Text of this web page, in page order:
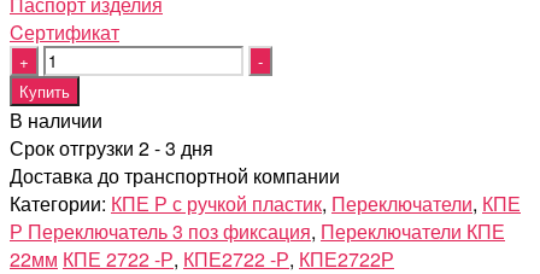
Cертификат
Quantity
Купить
В наличии
Срок отгрузки 2 - 3 дня
Доставка до транспортной компании
Категории: КПЕ Р с ручкой пластик, Переключатели, КПЕ
Р Переключатель 3 поз фиксация, Переключатели КПЕ
22мм КПЕ 2722 -Р, КПЕ2722 -Р, КПЕ2722Р